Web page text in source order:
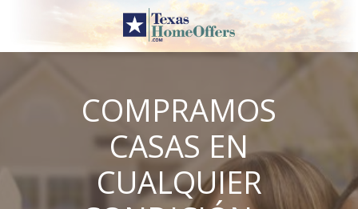
content
COMPRAMOS
CASAS EN
CUALQUIER